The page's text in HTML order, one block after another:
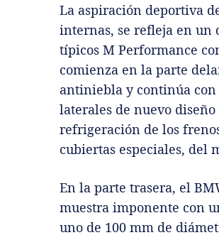
La aspiración deportiva
internas, se refleja en un
típicos M Performance
comienza en la parte
antiniebla y continúa
laterales de nuevo
refrigeración de los
cubiertas especiales, del
En la parte trasera, el
muestra imponente con
uno de 100 mm de